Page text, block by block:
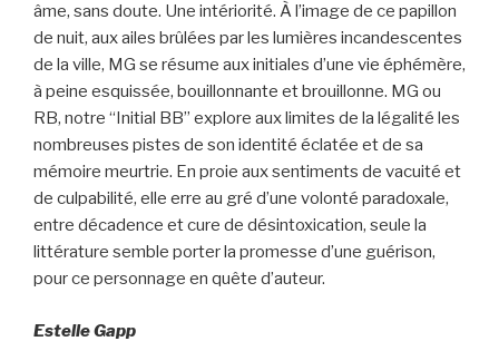
âme, sans doute. Une intériorité. À l’image de ce papillon
de nuit, aux ailes brûlées par les lumières incandescentes
de la ville, MG se résume aux initiales d’une vie éphémère,
à peine esquissée, bouillonnante et brouillonne. MG ou
RB, notre “Initial BB” explore aux limites de la légalité les
nombreuses pistes de son identité éclatée et de sa
mémoire meurtrie. En proie aux sentiments de vacuité et
de culpabilité, elle erre au gré d’une volonté paradoxale,
entre décadence et cure de désintoxication, seule la
littérature semble porter la promesse d’une guérison,
pour ce personnage en quête d’auteur.
Estelle Gapp